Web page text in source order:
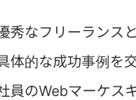
秀なフリーランス
体的な成功事例を
員のWebマーケス